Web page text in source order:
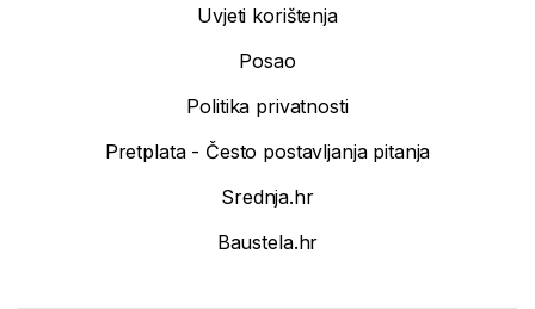
Uvjeti korištenja
Posao
Politika privatnosti
Pretplata - Često postavljanja pitanja
Srednja.hr
Baustela.hr